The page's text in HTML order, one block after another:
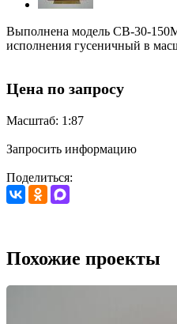
Выполнена модель СВ-30-
исполнения гусеничный в
Цена по запросу
Масштаб: 1:87
Запросить информацию
Поделиться:
Похожие проекты